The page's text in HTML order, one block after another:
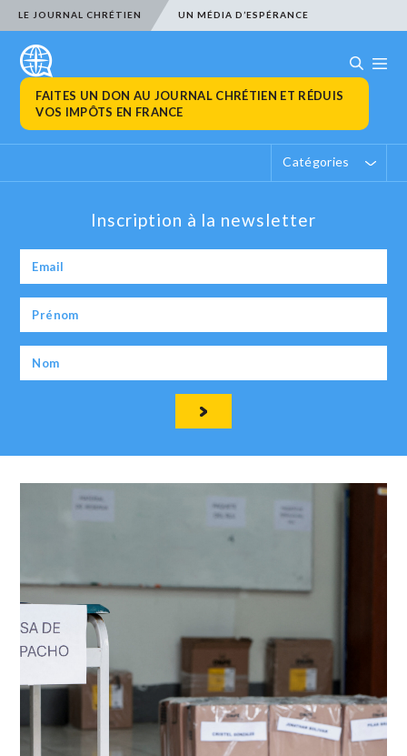
LE JOURNAL CHRÉTIEN UN MÉDIA D’ESPÉRANCE
FAITES UN DON AU JOURNAL CHRÉTIEN ET RÉDUIS
VOS IMPÔTS EN FRANCE
Catégories
Inscription à la newsletter